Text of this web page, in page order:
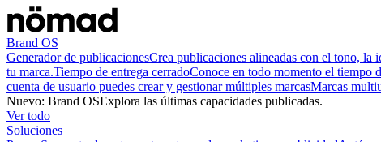
Brand OS
Generador de publicacionesCrea publicaciones alineadas con el tono, la
tu marca.Tiempo de entrega cerradoConoce en todo momento el tiempo
cuenta de usuario puedes crear y gestionar múltiples marcasMarcas
Nuevo: Brand OSExplora las últimas capacidades publicadas.
Ver todo
Soluciones